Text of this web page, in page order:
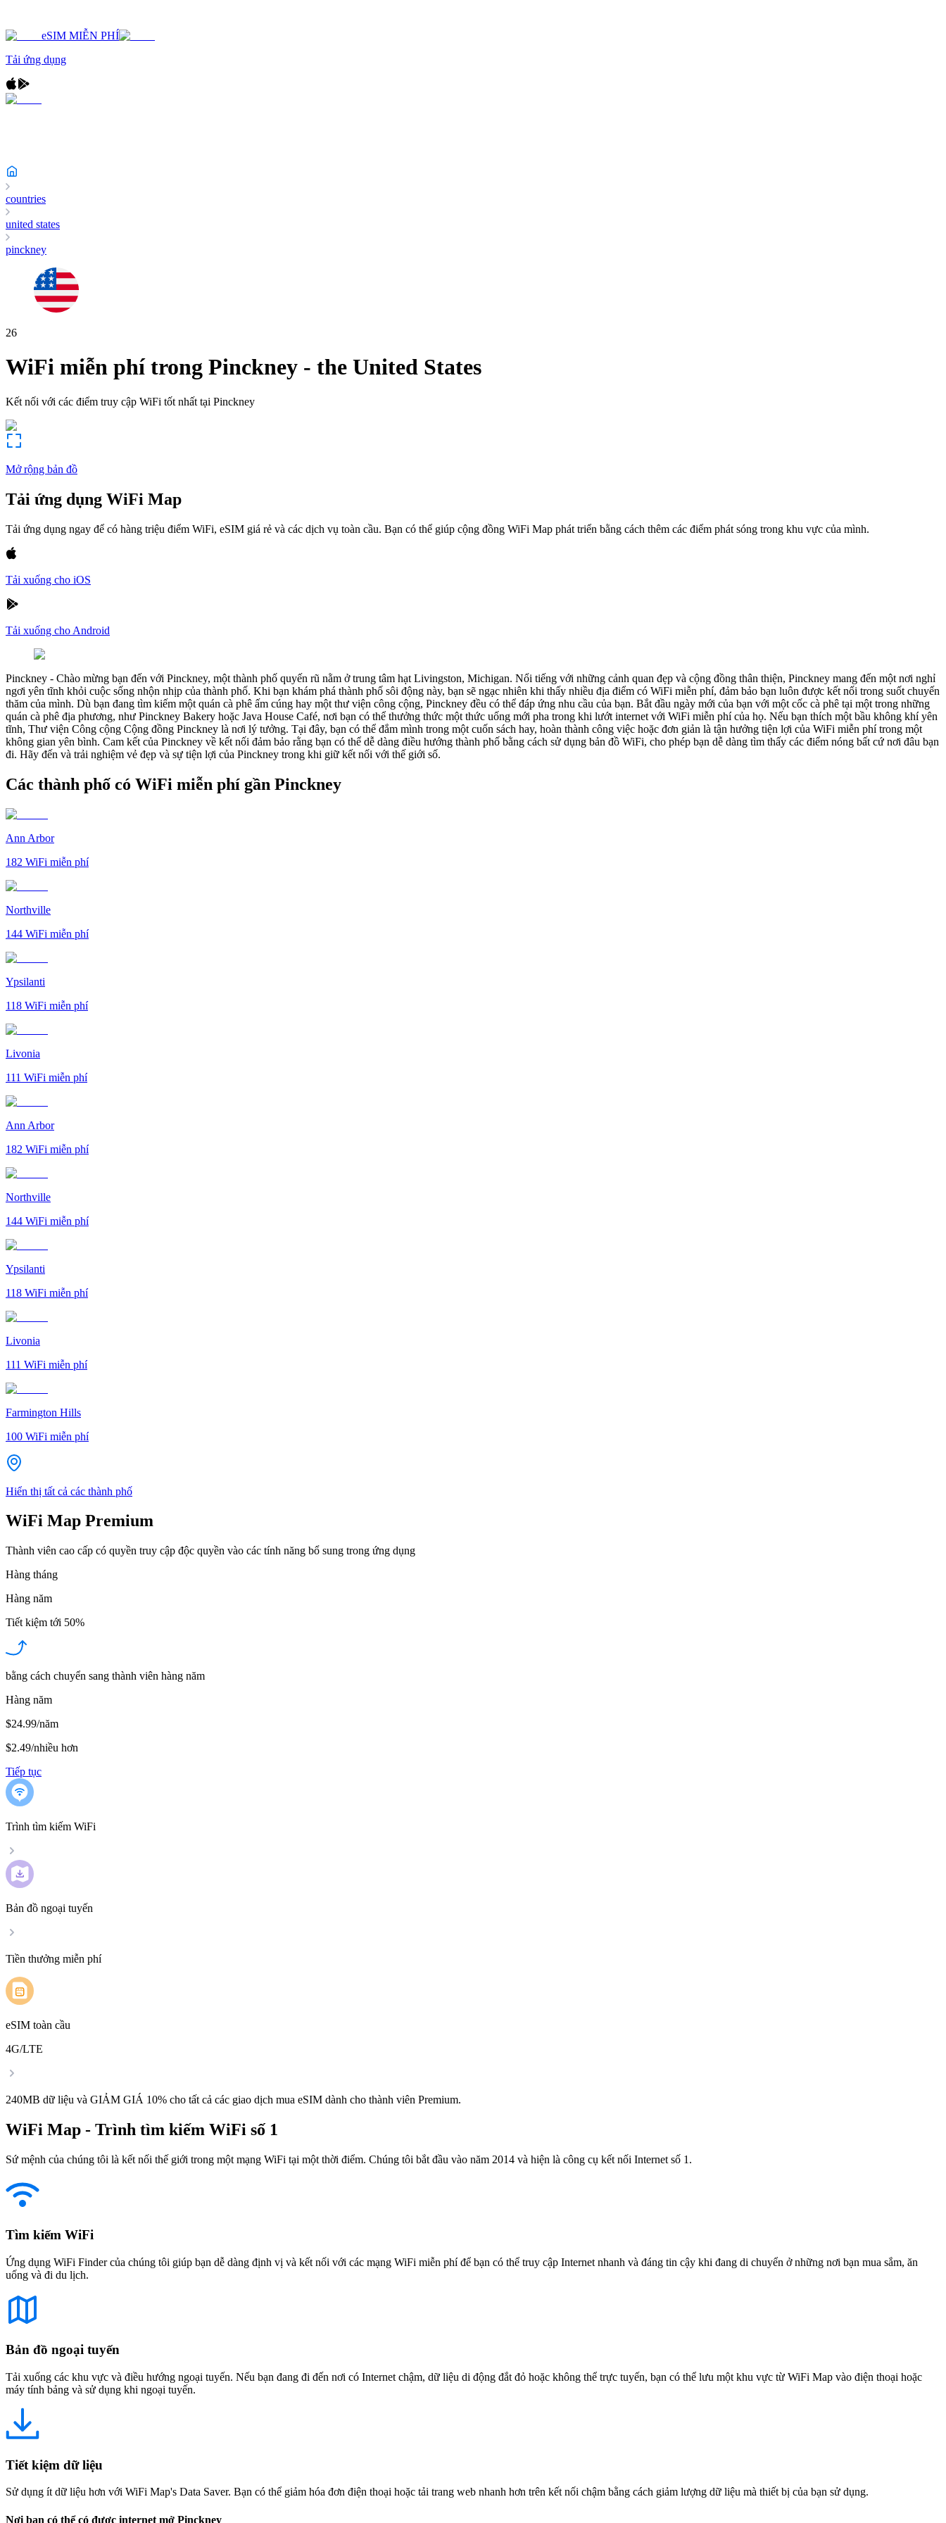
eSIM MIỄN PHÍ
Tải ứng dụng
countries
united states
pinckney
26
WiFi miễn phí trong Pinckney - the United States
Kết nối với các điểm truy cập WiFi tốt nhất tại Pinckney
Mở rộng bản đồ
Tải ứng dụng WiFi Map
Tải ứng dụng ngay để có hàng triệu điểm WiFi, eSIM giá rẻ và các dịch vụ toàn cầu. Bạn có thể giúp cộng đồng WiFi Map phát triển bằng cách thêm các điểm phát sóng trong khu vực của mình.
Tải xuống cho iOS
Tải xuống cho Android
Pinckney - Chào mừng bạn đến với Pinckney, một thành phố quyến rũ nằm ở trung tâm hạt Livingston, Michigan. Nổi tiếng với những cảnh quan đẹp và cộng đồng thân thiện, Pinckney mang đến một nơi nghỉ
ngơi yên tĩnh khỏi cuộc sống nhộn nhịp của thành phố. Khi bạn khám phá thành phố sôi động này, bạn sẽ ngạc nhiên khi thấy nhiều địa điểm có WiFi miễn phí, đảm bảo bạn luôn được kết nối trong suốt chuyến
thăm của mình. Dù bạn đang tìm kiếm một quán cà phê ấm cúng hay một thư viện công cộng, Pinckney đều có thể đáp ứng nhu cầu của bạn. Bắt đầu ngày mới của bạn với một cốc cà phê tại một trong những
quán cà phê địa phương, như Pinckney Bakery hoặc Java House Café, nơi bạn có thể thưởng thức một thức uống mới pha trong khi lướt internet với WiFi miễn phí của họ. Nếu bạn thích một bầu không khí yên
tĩnh, Thư viện Công cộng Cộng đồng Pinckney là nơi lý tưởng. Tại đây, bạn có thể đắm mình trong một cuốn sách hay, hoàn thành công việc hoặc đơn giản là tận hưởng tiện lợi của WiFi miễn phí trong một
không gian yên bình. Cam kết của Pinckney về kết nối đảm bảo rằng bạn có thể dễ dàng điều hướng thành phố bằng cách sử dụng bản đồ WiFi, cho phép bạn dễ dàng tìm thấy các điểm nóng bất cứ nơi đâu bạn
đi. Hãy đến và trải nghiệm vẻ đẹp và sự tiện lợi của Pinckney trong khi giữ kết nối với thế giới số.
Các thành phố có WiFi miễn phí gần Pinckney
Ann Arbor
182 WiFi miễn phí
Northville
144 WiFi miễn phí
Ypsilanti
118 WiFi miễn phí
Livonia
111 WiFi miễn phí
Ann Arbor
182 WiFi miễn phí
Northville
144 WiFi miễn phí
Ypsilanti
118 WiFi miễn phí
Livonia
111 WiFi miễn phí
Farmington Hills
100 WiFi miễn phí
Hiển thị tất cả các thành phố
WiFi Map Premium
Thành viên cao cấp có quyền truy cập độc quyền vào các tính năng bổ sung trong ứng dụng
Hàng tháng
Hàng năm
Tiết kiệm tới 50%
bằng cách chuyển sang thành viên hàng năm
Hàng năm
$24.99/năm
$2.49/nhiều hơn
Tiếp tục
Trình tìm kiếm WiFi
Bản đồ ngoại tuyến
Tiền thưởng miễn phí
eSIM toàn cầu
4G/LTE
240MB dữ liệu và GIẢM GIÁ 10% cho tất cả các giao dịch mua eSIM dành cho thành viên Premium.
WiFi Map - Trình tìm kiếm WiFi số 1
Sứ mệnh của chúng tôi là kết nối thế giới trong một mạng WiFi tại một thời điểm. Chúng tôi bắt đầu vào năm 2014 và hiện là công cụ kết nối Internet số 1.
Tìm kiếm WiFi
Ứng dụng WiFi Finder của chúng tôi giúp bạn dễ dàng định vị và kết nối với các mạng WiFi miễn phí để bạn có thể truy cập Internet nhanh và đáng tin cậy khi đang di chuyển ở những nơi bạn mua sắm, ăn
uống và đi du lịch.
Bản đồ ngoại tuyến
Tải xuống các khu vực và điều hướng ngoại tuyến. Nếu bạn đang đi đến nơi có Internet chậm, dữ liệu di động đắt đỏ hoặc không thể trực tuyến, bạn có thể lưu một khu vực từ WiFi Map vào điện thoại hoặc
máy tính bảng và sử dụng khi ngoại tuyến.
Tiết kiệm dữ liệu
Sử dụng ít dữ liệu hơn với WiFi Map's Data Saver. Bạn có thể giảm hóa đơn điện thoại hoặc tải trang web nhanh hơn trên kết nối chậm bằng cách giảm lượng dữ liệu mà thiết bị của bạn sử dụng.
Nơi bạn có thể có được internet mở Pinckney